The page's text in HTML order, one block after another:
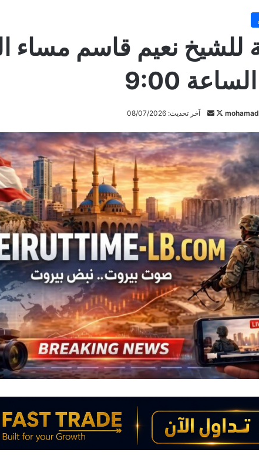
للشيخ نعيم قاسم مساء
9:00
ت
ب
ع
ع
ل
ى
X
س
ل
ب
ر
ي
ا
إ
ل
ك
ت
ر
و
ي
ا
آخر تحديث: 08/07/2026